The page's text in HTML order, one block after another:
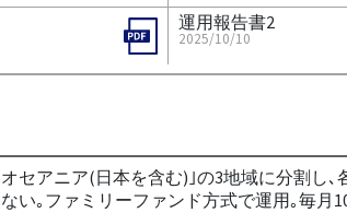
運用報告書2
2025/10/10
セアニア(日本を含む)｣の3地域に分割し
い｡ファミリーファンド方式で運用｡毎月